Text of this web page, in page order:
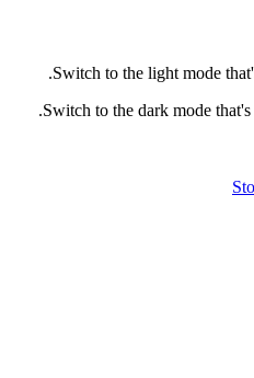
Switch to the light mode
Switch to the dark mode